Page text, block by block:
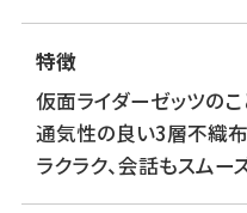
特徴
仮面ライダーゼッツの
通気性の良い3層不織
ラクラク、会話もスムー